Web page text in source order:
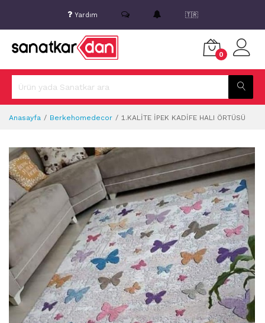
Yardım 🇹🇷
0
Anasayfa Berkehomedecor 1.KALİTE İPEK KADİFE HALI ÖRTÜSÜ